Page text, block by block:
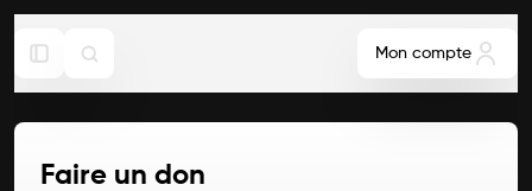
Mon compte
Faire un don